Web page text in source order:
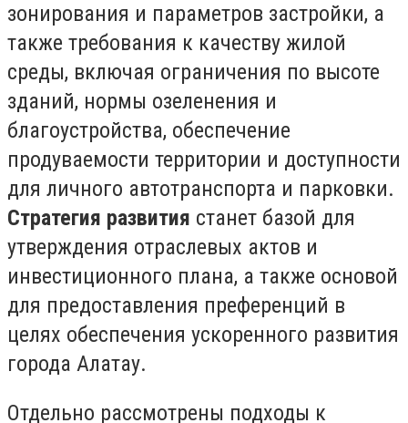
зонирования и параметров застройки, а
также требования к качеству жилой
среды, включая ограничения по высоте
зданий, нормы озеленения и
благоустройства, обеспечение
продуваемости территории и доступности
для личного автотранспорта и парковки.
Стратегия развития станет базой для
утверждения отраслевых актов и
инвестиционного плана, а также основой
для предоставления преференций в
целях обеспечения ускоренного развития
города Алатау.
Отдельно рассмотрены подходы к